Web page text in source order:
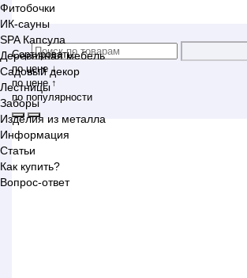
Фитобочки
ИК-сауны
SPA Капсула
Деревянная мебель
Садовый декор
Лестницы
Заборы
Изделия из металла
Информация
Статьи
Как купить?
Вопрос-ответ
Сортировать:
по цене ↓
по цене ↑
по популярности